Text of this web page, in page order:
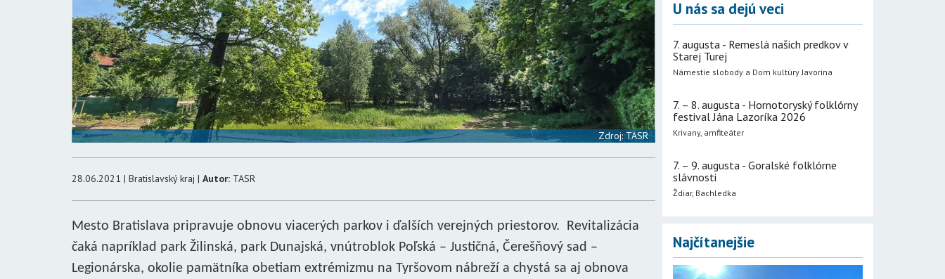
Zdroj: TASR
28.06.2021 | Bratislavský kraj | Autor: TASR
Mesto Bratislava pripravuje obnovu viacerých parkov i ďalších verejných priestorov. Revitalizácia
čaká napríklad park Žilinská, park Dunajská, vnútroblok Poľská – Justičná, Čerešňový sad –
Legionárska, okolie pamätníka obetiam extrémizmu na Tyršovom nábreží a chystá sa aj obnova
U nás sa dejú veci
7. augusta - Remeslá našich predkov v
Starej Turej
Námestie slobody a Dom kultúry Javorina
7. – 8. augusta - Hornotoryský folklórny
festival Jána Lazoríka 2026
Krivany, amfiteáter
7. – 9. augusta - Goralské folklórne
slávnosti
Ždiar, Bachledka
Najčítanejšie